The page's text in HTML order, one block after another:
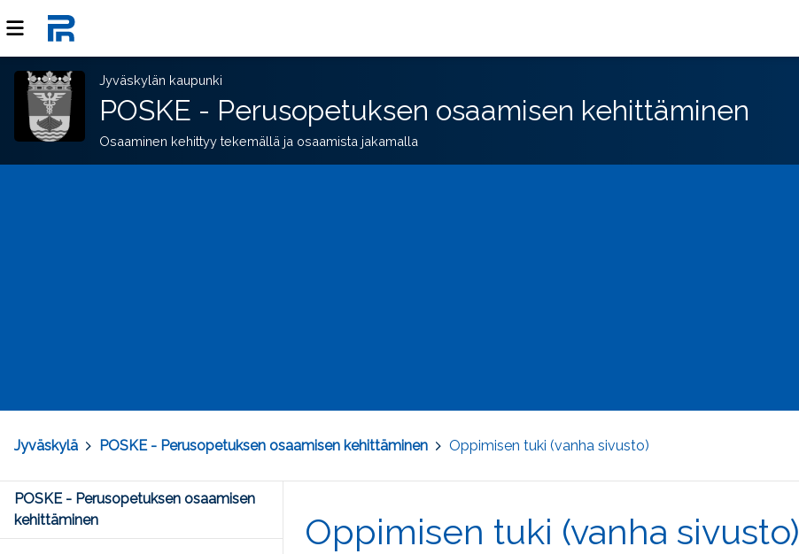
Jyväskylän kaupunki
POSKE - Perusopetuksen osaamisen kehittäminen
Osaaminen kehittyy tekemällä ja osaamista jakamalla
Jyväskylä POSKE - Perusopetuksen osaamisen kehittäminen Oppimisen tuki (vanha sivusto)
Oppimisen tuki (vanha sivusto)
POSKE - Perusopetuksen osaamisen
kehittäminen